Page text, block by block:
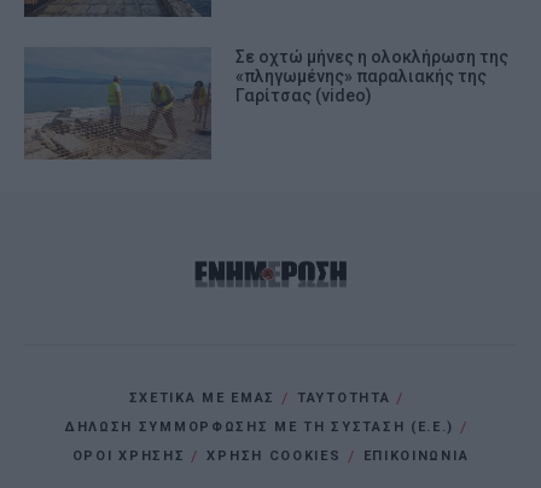
Σε οχτώ μήνες η ολοκλήρωση της
«πληγωμένης» παραλιακής της
Γαρίτσας (video)
ΣΧΕΤΙΚΑ ΜΕ ΕΜΑΣ
ΤΑΥΤΟΤΗΤΑ
ΔΗΛΩΣΗ ΣΥΜΜΟΡΦΩΣΗΣ ΜΕ ΤΗ ΣΥΣΤΑΣΗ (Ε.Ε.)
ΌΡΟΙ ΧΡΗΣΗΣ
ΧΡΗΣΗ COOKIES ΕΠΙΚΟΙΝΩΝΙΑ